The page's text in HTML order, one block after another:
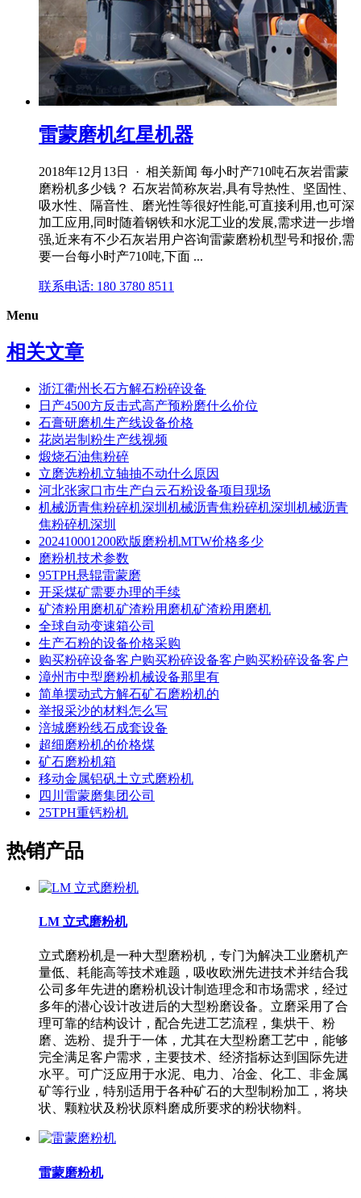
雷蒙磨机红星机器
2018年12月13日 · 相关新闻 每小时产710吨石灰岩雷蒙
磨粉机多少钱？ 石灰岩简称灰岩,具有导热性、坚固性、
吸水性、隔音性、磨光性等很好性能,可直接利用,也可深
加工应用,同时随着钢铁和水泥工业的发展,需求进一步增
强,近来有不少石灰岩用户咨询雷蒙磨粉机型号和报价,需
要一台每小时产710吨,下面 ...
联系电话: 180 3780 8511
Menu
相关文章
浙江衢州长石方解石粉碎设备
日产4500方反击式高产预粉磨什么价位
石膏研磨机生产线设备价格
花岗岩制粉生产线视频
煅烧石油焦粉碎
立磨选粉机立轴抽不动什么原因
河北张家口市生产白云石粉设备项目现场
机械沥青焦粉碎机深圳机械沥青焦粉碎机深圳机械沥青
焦粉碎机深圳
202410001200欧版磨粉机MTW价格多少
磨粉机技术参数
95TPH悬辊雷蒙磨
开采煤矿需要办理的手续
矿渣粉用磨机矿渣粉用磨机矿渣粉用磨机
全球自动变速箱公司
生产石粉的设备价格采购
购买粉碎设备客户购买粉碎设备客户购买粉碎设备客户
漳州市中型磨粉机械设备那里有
简单摆动式方解石矿石磨粉机的
举报采沙的材料怎么写
涪城磨粉线石成套设备
超细磨粉机的价格煤
矿石磨粉机箱
移动金属铝矾土立式磨粉机
四川雷蒙磨集团公司
25TPH重钙粉机
热销产品
LM 立式磨粉机
立式磨粉机是一种大型磨粉机，专门为解决工业磨机产
量低、耗能高等技术难题，吸收欧洲先进技术并结合我
公司多年先进的磨粉机设计制造理念和市场需求，经过
多年的潜心设计改进后的大型粉磨设备。立磨采用了合
理可靠的结构设计，配合先进工艺流程，集烘干、粉
磨、选粉、提升于一体，尤其在大型粉磨工艺中，能够
完全满足客户需求，主要技术、经济指标达到国际先进
水平。可广泛应用于水泥、电力、冶金、化工、非金属
矿等行业，特别适用于各种矿石的大型制粉加工，将块
状、颗粒状及粉状原料磨成所要求的粉状物料。
雷蒙磨粉机